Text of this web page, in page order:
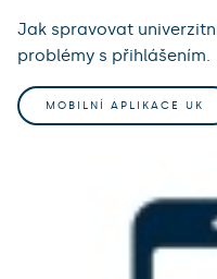
Jak spravovat
problémy s přihlášením.
MOBILNÍ APLIKACE UK